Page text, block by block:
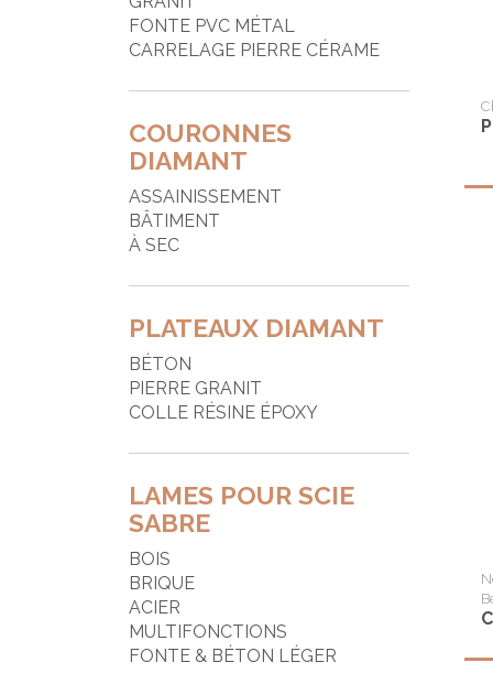
FONTE PVC MÉTAL
CARRELAGE PIERRE CÉRAME
COURONNES
DIAMANT
ASSAINISSEMENT
BÂTIMENT
À SEC
PLATEAUX DIAMANT
BÉTON
PIERRE GRANIT
COLLE RÉSINE ÉPOXY
LAMES POUR SCIE
SABRE
BOIS
BRIQUE
ACIER
MULTIFONCTIONS
FONTE & BÉTON LÉGER